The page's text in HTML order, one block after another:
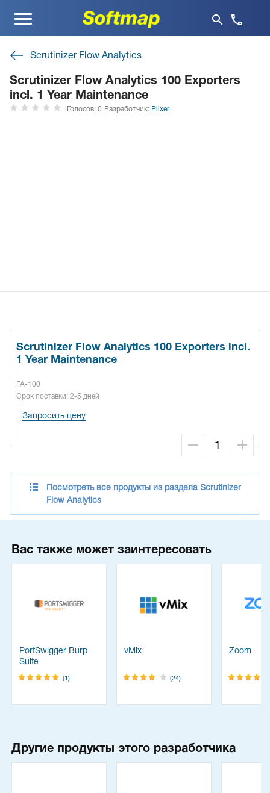
Меню
Scrutinizer Flow Analytics
Scrutinizer Flow Analytics 100 Exporters
incl. 1 Year Maintenance
Голосов: 0 Разработчик: Plixer
Scrutinizer Flow Analytics 100 Exporters incl.
1 Year Maintenance
FA-100
Срок поставки: 2-5 дней
Запросить цену
Посмотреть все продукты из раздела Scrutinizer
Flow Analytics
Вас также может заинтересовать
PortSwigger Burp
Suite
(1)
vMix
(24)
Zoom
Другие продукты этого разработчика